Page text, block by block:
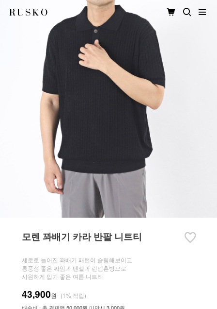
모렌 꽈배기 카라 반팔 니트티
세로로 늘어진 꽈배기 패턴이 슬림해보이고
통풍성 좋은 짜임과 텐셀과 린넨혼방으로
시원하게 입기 좋은 여름 니트티
43,900원 (1% 적립)